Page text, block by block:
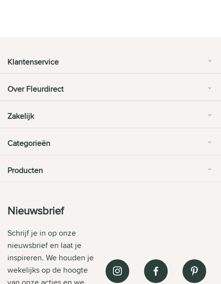
Klantenservice
Over Fleurdirect
Zakelijk
Categorieën
Producten
Nieuwsbrief
Schrijf je in op onze
nieuwsbrief en laat je
inspireren. We houden je
wekelijks op de hoogte